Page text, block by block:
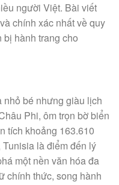
người Việt. Bài viết
chính xác nhất về quy
hành trang cho
nhỏ bé nhưng giàu lịch
Phi, ôm trọn bờ biển
tích khoảng 163.610
Tunisia là điểm đến lý
một nền văn hóa đa
chính thức, song hành